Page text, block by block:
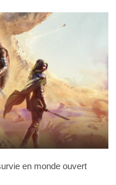
en monde ouvert